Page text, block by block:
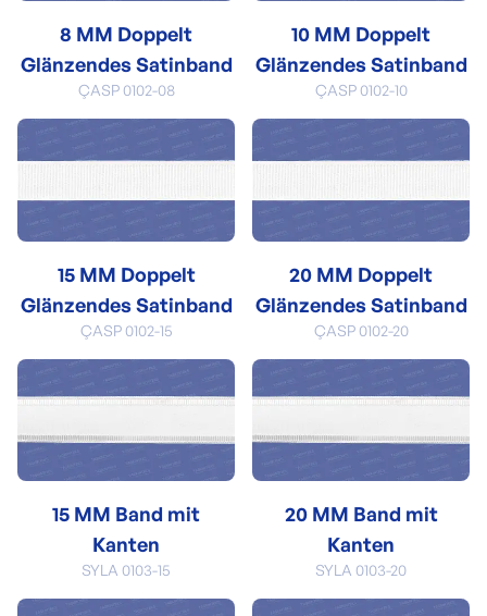
8 MM Doppelt
Glänzendes Satinband
ÇASP 0102-08
10 MM Doppelt
Glänzendes Satinband
ÇASP 0102-10
15 MM Doppelt
Glänzendes Satinband
ÇASP 0102-15
20 MM Doppelt
Glänzendes Satinband
ÇASP 0102-20
15 MM Band mit
Kanten
SYLA 0103-15
20 MM Band mit
Kanten
SYLA 0103-20